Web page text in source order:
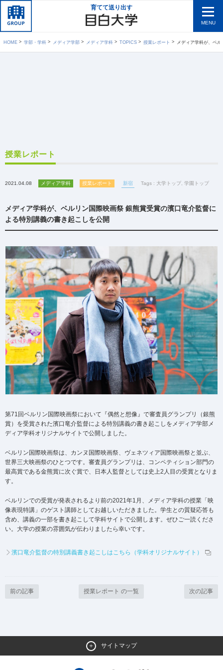
育てて送り出す
MENU
HOME 学部・学科 メディア学部 メディア学科 TOPICS 授業レポート メディア学科が、ベルリン国際
授業レポート
2021.04.08 メディア学科 授業レポート 新宿 Tags : 大学トップ 学園トップ
メディア学科が、ベルリン国際映画祭 銀熊賞受賞の濱口竜介監督に
よる特別講義の書き起こしを公開
第71回ベルリン国際映画祭において『偶然と想像』で審査員グランプリ（銀熊
賞）を受賞された濱口竜介監督による特別講義の書き起こしをメディア学部メ
ディア学科オリジナルサイトで公開しました。
ベルリン国際映画祭は、カンヌ国際映画祭、ヴェネツィア国際映画祭と並ぶ、
世界三大映画祭のひとつです。審査員グランプリは、コンペティション部門の
最高賞である金熊賞に次ぐ賞で、日本人監督としては史上2人目の受賞となりま
す。
ベルリンでの受賞が発表されるより前の2021年1月、メディア学科の授業「映
像表現特講」のゲスト講師としてお越しいただきました。学生との質疑応答も
含め、講義の一部を書き起こして学科サイトで公開します。ぜひご一読くださ
い。大学の授業の雰囲気が伝わりましたら幸いです。
濱口竜介監督の特別講義書き起こしはこちら（学科オリジナルサイト）
前の記事 授業レポート の一覧 次の記事
サイトマップ